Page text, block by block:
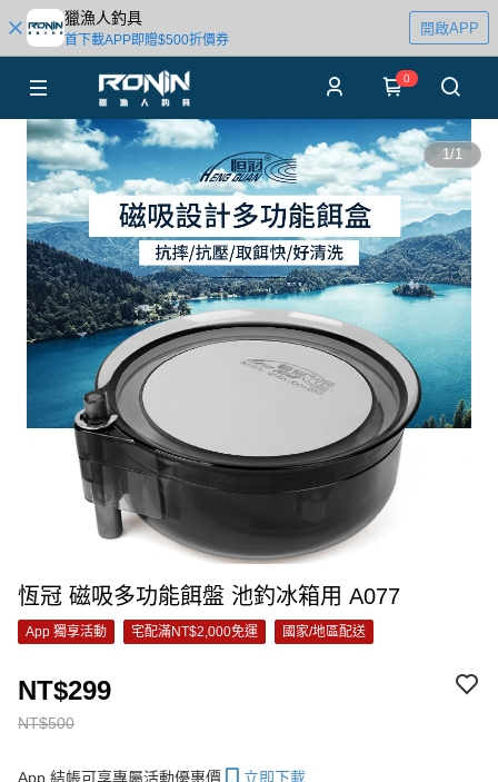
獵漁人釣具
首下載APP即贈$500折價券
開啟APP
0
1/1
恆冠 磁吸多功能餌盤 池釣冰箱用 A077
App 獨享活動 宅配滿NT$2,000免運 國家/地區配送
NT$500
NT$299
App 結帳可享專屬活動優惠價 立即下載